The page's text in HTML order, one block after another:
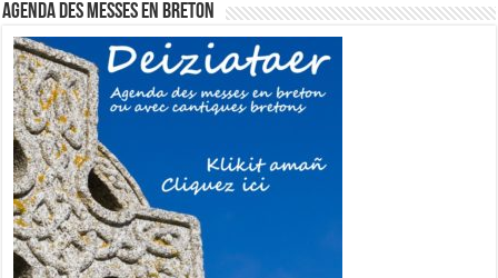
Agenda des messes en breton